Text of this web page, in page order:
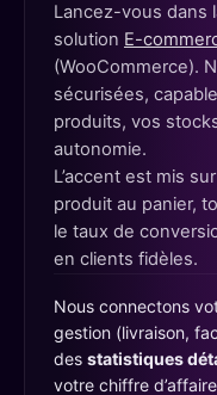
Lancez-vous dans
solution E-
(WooCommerce).
sécurisées,
produits, vos
autonomie.
L’accent est mis
produit au panier,
le taux de
en clients fidèles.
Nous connectons
gestion (livraison,
des statistiques
votre chiffre